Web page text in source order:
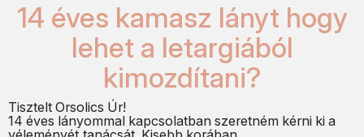
14 éves kamasz lányt hogy
lehet a letargiából
kimozdítani?
Tisztelt Orsolics Úr!
14 éves lányommal kapcsolatban szeretném kérni ki a